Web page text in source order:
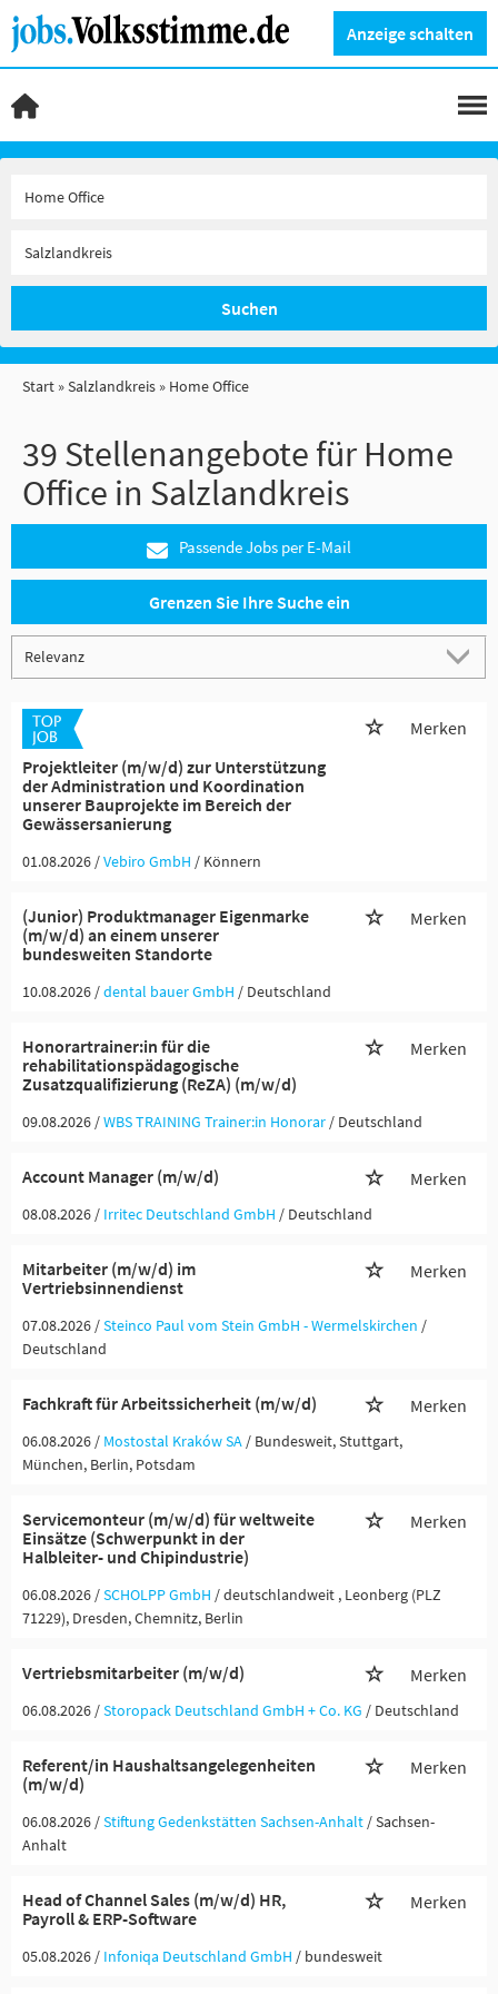
Anzeige schalten
Suchen
Start Salzlandkreis Home Office
39 Stellenangebote für Home
Office in Salzlandkreis
Passende Jobs per E-Mail
Grenzen Sie Ihre Suche ein
Projektleiter (m/w/d) zur Unterstützung
der Administration und Koordination
unserer Bauprojekte im Bereich der
Gewässersanierung
Merken
01.08.2026 /Vebiro GmbH / Könnern
(Junior) Produktmanager Eigenmarke
(m/w/d) an einem unserer
bundesweiten Standorte
Merken
10.08.2026 /dental bauer GmbH / Deutschland
Honorartrainer:in für die
rehabilitationspädagogische
Zusatzqualifizierung (ReZA) (m/w/d)
Merken
09.08.2026 /WBS TRAINING Trainer:in Honorar / Deutschland
Account Manager (m/w/d) Merken
08.08.2026 / Irritec Deutschland GmbH / Deutschland
Mitarbeiter (m/w/d) im
Vertriebsinnendienst
Merken
07.08.2026 /Steinco Paul vom Stein GmbH - Wermelskirchen /
Deutschland
Fachkraft für Arbeitssicherheit (m/w/d) Merken
06.08.2026 / Mostostal Kraków SA / Bundesweit, Stuttgart,
München, Berlin, Potsdam
Servicemonteur (m/w/d) für weltweite
Einsätze (Schwerpunkt in der
Halbleiter- und Chipindustrie)
Merken
06.08.2026 /SCHOLPP GmbH / deutschlandweit , Leonberg (PLZ
71229), Dresden, Chemnitz, Berlin
Vertriebsmitarbeiter (m/w/d) Merken
06.08.2026 /Storopack Deutschland GmbH + Co. KG / Deutschland
Referent/in Haushaltsangelegenheiten
(m/w/d)
Merken
06.08.2026 /Stiftung Gedenkstätten Sachsen-Anhalt / Sachsen-
Anhalt
Head of Channel Sales (m/w/d) HR,
Payroll & ERP-Software
Merken
05.08.2026 / Infoniqa Deutschland GmbH / bundesweit